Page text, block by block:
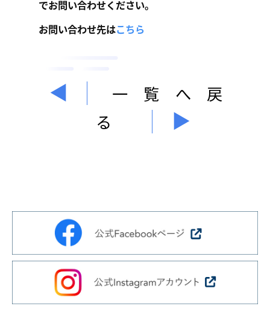
でお問い合わせください。
お問い合わせ先はこちら
一覧へ戻
る